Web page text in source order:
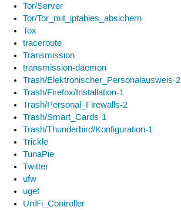
Tor/Server
Tor/Tor_mit_iptables_absichern
Tox
traceroute
Transmission
transmission-daemon
Trash/Elektronischer_Personalausweis-2
Trash/Firefox/Installation-1
Trash/Personal_Firewalls-2
Trash/Smart_Cards-1
Trash/Thunderbird/Konfiguration-1
Trickle
TunaPie
Twitter
ufw
uget
UniFi_Controller